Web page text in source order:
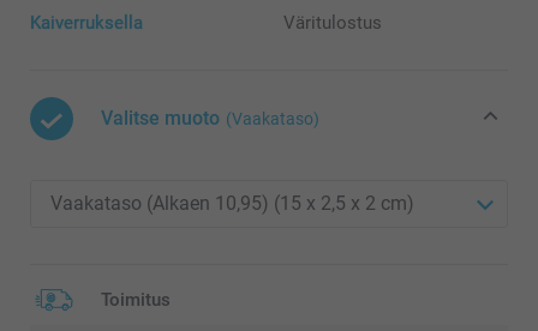
Kaiverruksella Väritulostus
Valitse muoto (Vaakataso)
Toimitus